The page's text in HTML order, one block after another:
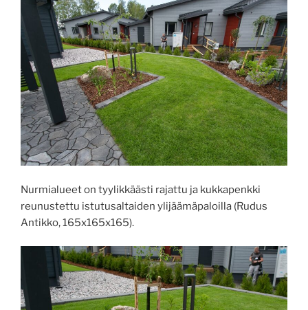
Nurmialueet on tyylikkäästi rajattu ja kukkapenkki
reunustettu istutusaltaiden ylijäämäpaloilla (Rudus
Antikko, 165x165x165).